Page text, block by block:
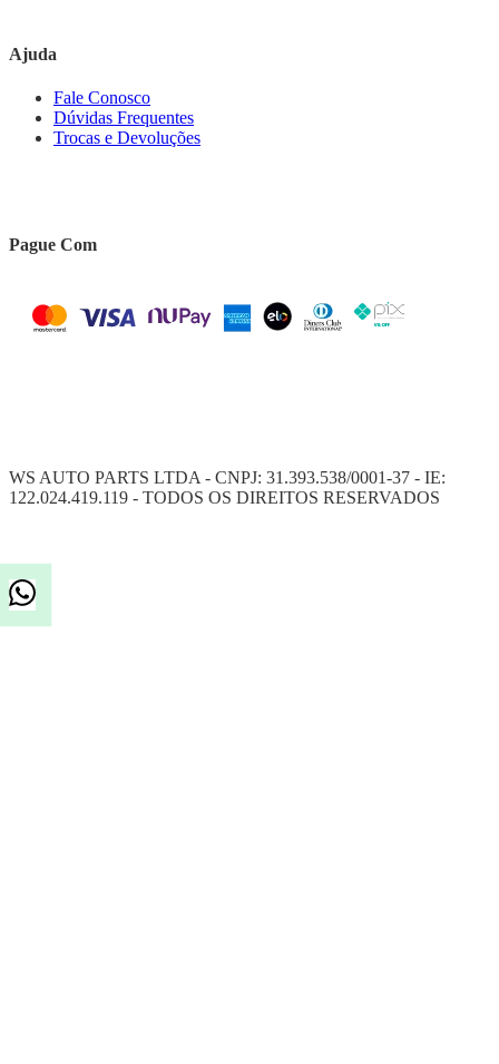
Ajuda
Fale Conosco
Dúvidas Frequentes
Trocas e Devoluções
Pague Com
WS AUTO PARTS LTDA - CNPJ: 31.393.538/0001-37 - IE:
122.024.419.119 - TODOS OS DIREITOS RESERVADOS